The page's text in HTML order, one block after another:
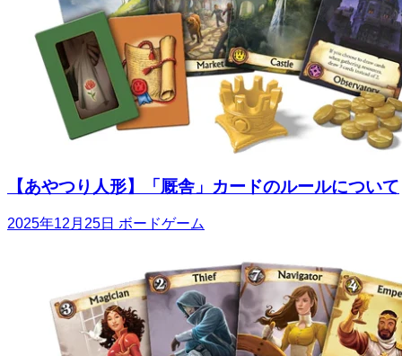
【あやつり人形】「厩舎」カードのルールについて
2025年12月25日 ボードゲーム